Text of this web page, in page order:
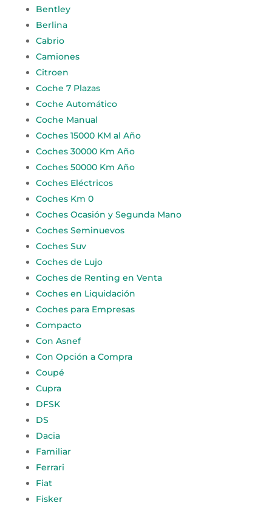
Bentley
Berlina
Cabrio
Camiones
Citroen
Coche 7 Plazas
Coche Automático
Coche Manual
Coches 15000 KM al Año
Coches 30000 Km Año
Coches 50000 Km Año
Coches Eléctricos
Coches Km 0
Coches Ocasión y Segunda Mano
Coches Seminuevos
Coches Suv
Coches de Lujo
Coches de Renting en Venta
Coches en Liquidación
Coches para Empresas
Compacto
Con Asnef
Con Opción a Compra
Coupé
Cupra
DFSK
DS
Dacia
Familiar
Ferrari
Fiat
Fisker